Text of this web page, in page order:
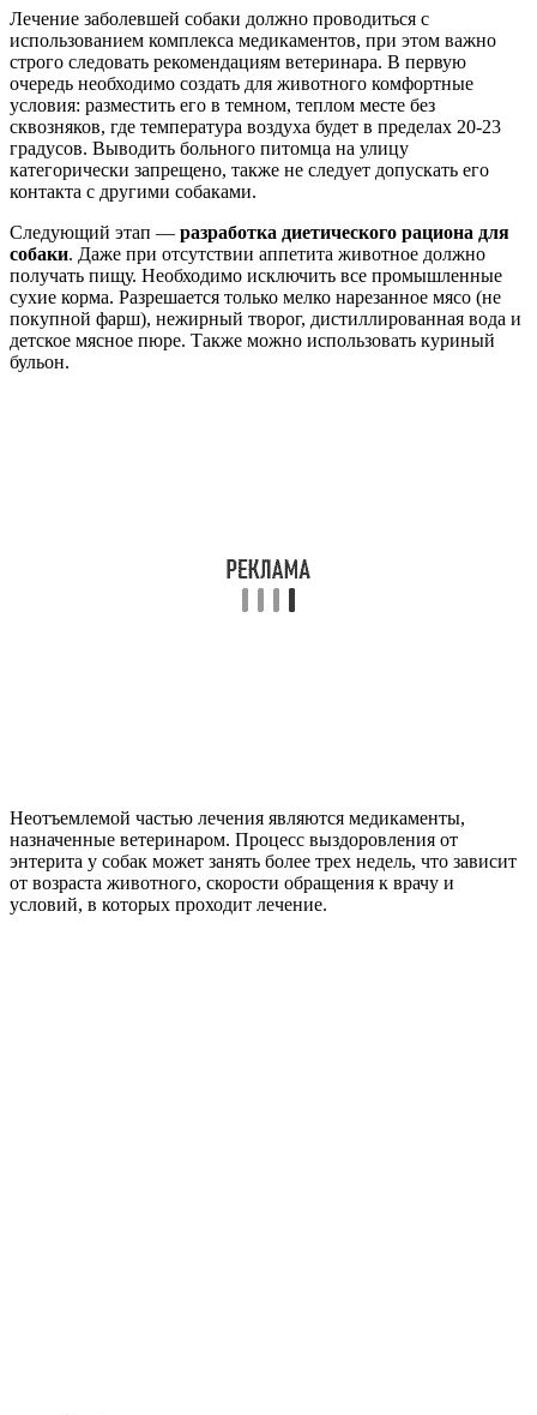
Лечение заболевшей собаки должно проводиться с
использованием комплекса медикаментов, при этом важно
строго следовать рекомендациям ветеринара. В первую
очередь необходимо создать для животного комфортные
условия: разместить его в темном, теплом месте без
сквозняков, где температура воздуха будет в пределах 20-23
градусов. Выводить больного питомца на улицу
категорически запрещено, также не следует допускать его
контакта с другими собаками.
Следующий этап — разработка диетического рациона для
собаки. Даже при отсутствии аппетита животное должно
получать пищу. Необходимо исключить все промышленные
сухие корма. Разрешается только мелко нарезанное мясо (не
покупной фарш), нежирный творог, дистиллированная вода и
детское мясное пюре. Также можно использовать куриный
бульон.
Неотъемлемой частью лечения являются медикаменты,
назначенные ветеринаром. Процесс выздоровления от
энтерита у собак может занять более трех недель, что зависит
от возраста животного, скорости обращения к врачу и
условий, в которых проходит лечение.